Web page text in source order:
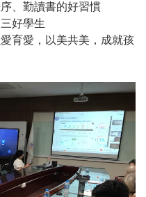
、勤讀書的好習慣
好學生
育愛，以美共美，成就孩